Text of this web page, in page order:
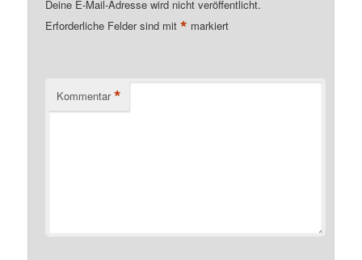
Deine E-Mail-Adresse wird nicht veröffentlicht.
Erforderliche Felder sind mit* markiert
Kommentar *